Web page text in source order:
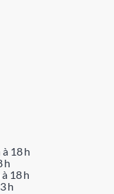
18 h
h
18 h
h